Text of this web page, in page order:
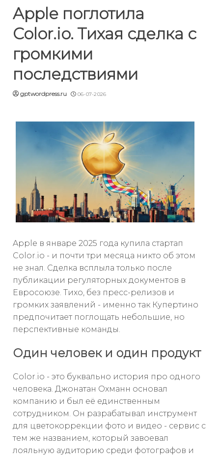
Apple поглотила
Color.io. Тихая сделка с
громкими
последствиями
gptwordpress.ru 06-07-2026
Apple в январе 2025 года купила стартап
Color.io - и почти три месяца никто об этом
не знал. Сделка всплыла только после
публикации регуляторных документов в
Евросоюзе. Тихо, без пресс-релизов и
громких заявлений - именно так Купертино
предпочитает поглощать небольшие, но
перспективные команды.
Один человек и один продукт
Color.io - это буквально история про одного
человека. Джонатан Охманн основал
компанию и был её единственным
сотрудником. Он разрабатывал инструмент
для цветокоррекции фото и видео - сервис с
тем же названием, который завоевал
лояльную аудиторию среди фотографов и